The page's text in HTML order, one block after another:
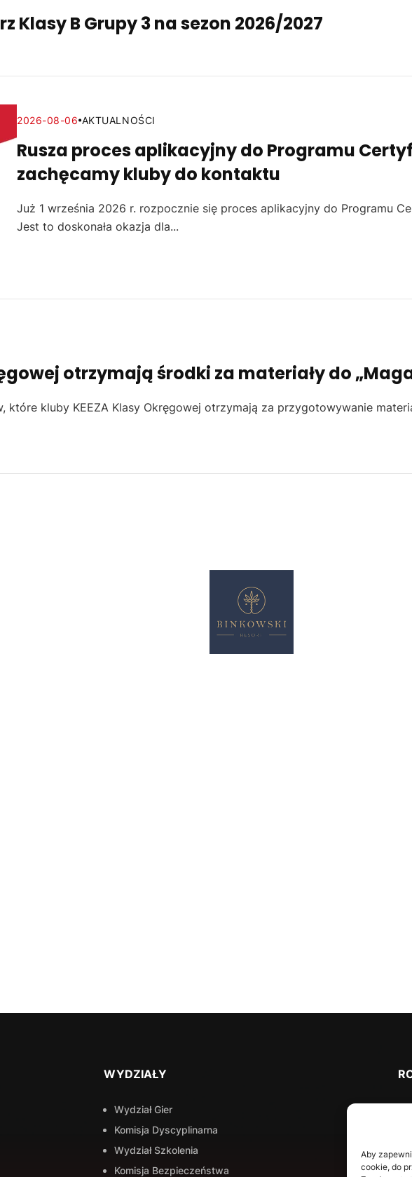
Aby
cookie, do
Klasy B Grupy 3 na sezon 2026/2027
2026-08-06 AKTUALNOŚCI
Rusza proces aplikacyjny do Programu
zachęcamy kluby do kontaktu
Już 1 września 2026 r. rozpocznie się proces aplikacyjny do Programu
Jest to doskonała okazja dla...
otrzymają środki za materiały do
które kluby KEEZA Klasy Okręgowej otrzymają za przygotowywanie
WYDZIAŁY
Wydział Gier
Komisja Dyscyplinarna
Wydział Szkolenia
Komisja Bezpieczeństwa